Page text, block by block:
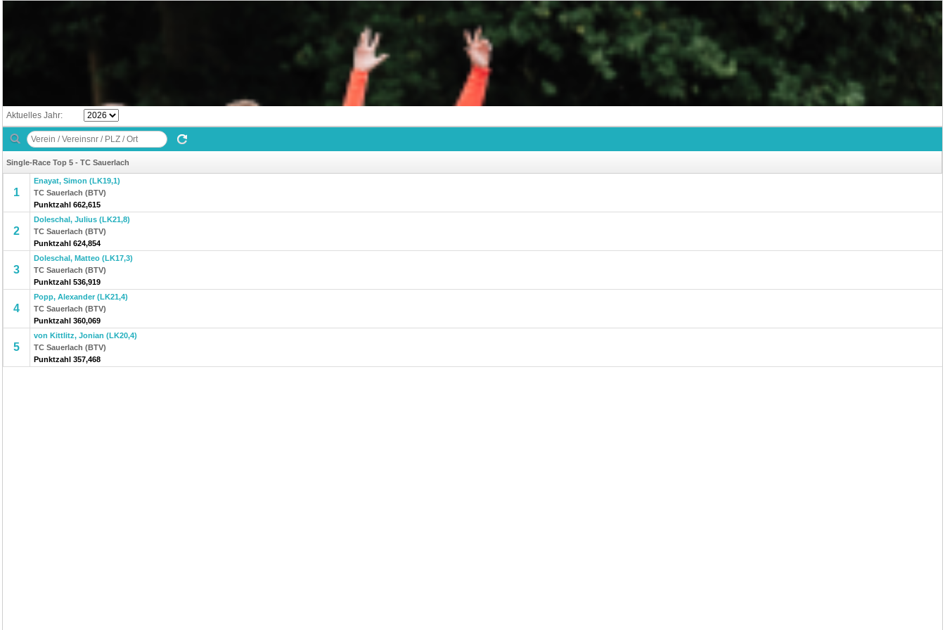
Aktuelles Jahr:
Single-Race Top 5 - TC Sauerlach
1
Enayat, Simon (LK19,1)
TC Sauerlach (BTV)
Punktzahl 662,615
2
Doleschal, Julius (LK21,8)
TC Sauerlach (BTV)
Punktzahl 624,854
3
Doleschal, Matteo (LK17,3)
TC Sauerlach (BTV)
Punktzahl 536,919
4
Popp, Alexander (LK21,4)
TC Sauerlach (BTV)
Punktzahl 360,069
5
von Kittlitz, Jonian (LK20,4)
TC Sauerlach (BTV)
Punktzahl 357,468